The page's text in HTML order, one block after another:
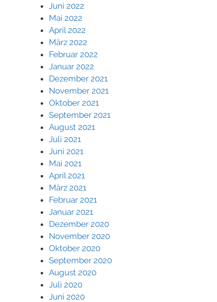
Juni 2022
Mai 2022
April 2022
März 2022
Februar 2022
Januar 2022
Dezember 2021
November 2021
Oktober 2021
September 2021
August 2021
Juli 2021
Juni 2021
Mai 2021
April 2021
März 2021
Februar 2021
Januar 2021
Dezember 2020
November 2020
Oktober 2020
September 2020
August 2020
Juli 2020
Juni 2020